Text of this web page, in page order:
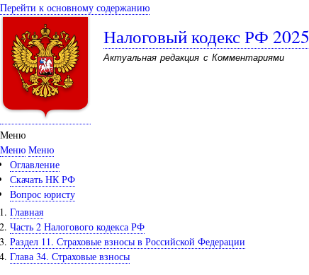
Перейти к основному содержанию
Налоговый кодекс РФ 2025
Актуальная редакция с Комментариями
Меню
Меню Меню
Оглавление
Скачать НК РФ
Вопрос юристу
Главная
Часть 2 Налогового кодекса РФ
Раздел 11. Страховые взносы в Российской Федерации
Глава 34. Страховые взносы